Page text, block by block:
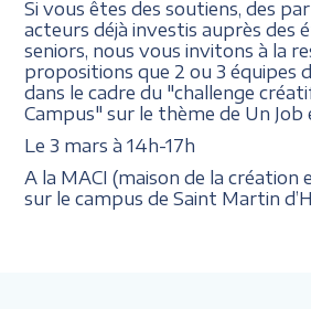
Si vous êtes des soutiens, des
acteurs déjà investis auprès des
seniors, nous vous invitons à la
propositions que 2 ou 3 équipes
dans le cadre du "challenge
Campus" sur le thème de Un Job
Le 3 mars à 14h-17h
A la MACI (maison de la création
sur le campus de Saint Martin